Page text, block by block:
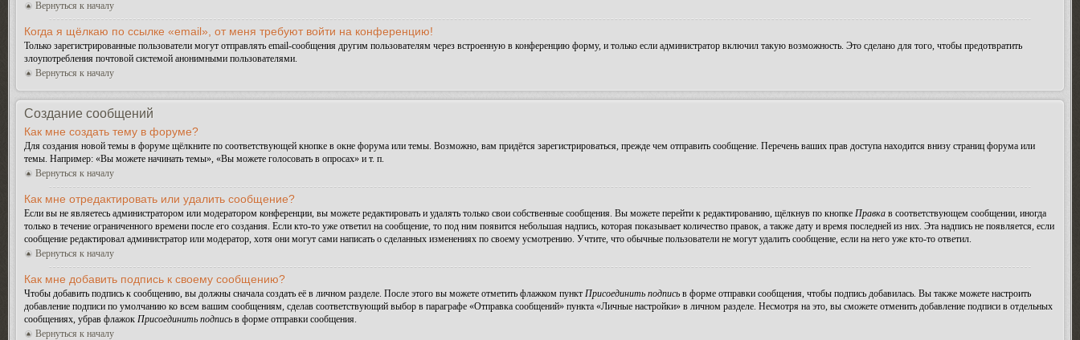
Вернуться к началу
Когда я щёлкаю по ссылке «email», от меня требуют войти на конференцию!
Только зарегистрированные пользователи могут отправлять email-сообщения другим пользователям через встроенную в конференцию форму, и только если администратор включил такую возможность. Это сделано для того, чтобы предотвратить
злоупотребления почтовой системой анонимными пользователями.
Вернуться к началу
Создание сообщений
Как мне создать тему в форуме?
Для создания новой темы в форуме щёлкните по соответствующей кнопке в окне форума или темы. Возможно, вам придётся зарегистрироваться, прежде чем отправить сообщение. Перечень ваших прав доступа находится внизу страниц форума или
темы. Например: «Вы можете начинать темы», «Вы можете голосовать в опросах» и т. п.
Вернуться к началу
Как мне отредактировать или удалить сообщение?
Если вы не являетесь администратором или модератором конференции, вы можете редактировать и удалять только свои собственные сообщения. Вы можете перейти к редактированию, щёлкнув по кнопке Правка в соответствующем сообщении, иногда
только в течение ограниченного времени после его создания. Если кто-то уже ответил на сообщение, то под ним появится небольшая надпись, которая показывает количество правок, а также дату и время последней из них. Эта надпись не появляется, если
сообщение редактировал администратор или модератор, хотя они могут сами написать о сделанных изменениях по своему усмотрению. Учтите, что обычные пользователи не могут удалить сообщение, если на него уже кто-то ответил.
Вернуться к началу
Как мне добавить подпись к своему сообщению?
Чтобы добавить подпись к сообщению, вы должны сначала создать её в личном разделе. После этого вы можете отметить флажком пункт Присоединить подпись в форме отправки сообщения, чтобы подпись добавилась. Вы также можете настроить
добавление подписи по умолчанию ко всем вашим сообщениям, сделав соответствующий выбор в параграфе «Отправка сообщений» пункта «Личные настройки» в личном разделе. Несмотря на это, вы сможете отменить добавление подписи в отдельных
сообщениях, убрав флажок Присоединить подпись в форме отправки сообщения.
Вернуться к началу